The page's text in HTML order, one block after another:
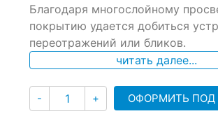
ratings
Благодаря многослойному
покрытию удается добиться
переотражений или бликов.
читать далее...
- Количество
+ ОФОРМИТЬ ПОД